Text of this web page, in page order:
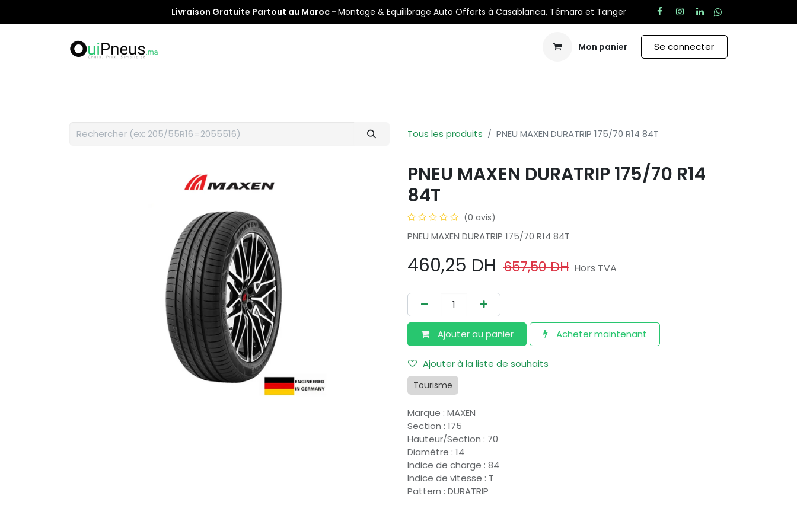
Livraison Gratuite Partout au Maroc - Montage & Equilibrage Auto Offerts à Casablanca, Témara et Tanger
Mon panier Se connecter
Tous les produits PNEU MAXEN DURATRIP 175/70 R14 84T
PNEU MAXEN DURATRIP 175/70 R14
84T
(0 avis)
PNEU MAXEN DURATRIP 175/70 R14 84T
460,25 DH 657,50DH Hors TVA
Ajouter au​ panier Acheter maintenant
Ajouter à la liste de souhaits
Tourisme
Marque : MAXEN
Section : 175
Hauteur/Section : 70
Diamètre : 14
Indice de charge : 84
Indice de vitesse : T
Pattern : DURATRIP